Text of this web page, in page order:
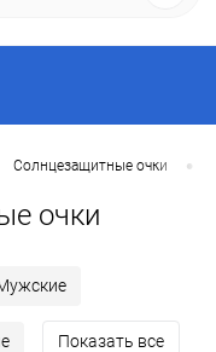
Солнцезащитные очки •
очки
Показать все